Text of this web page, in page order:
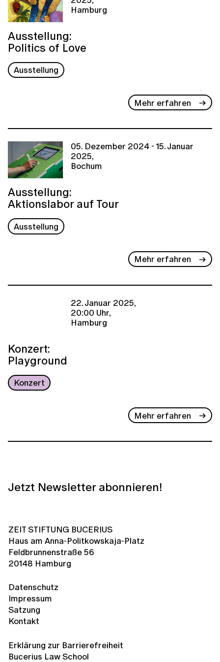
Hamburg
Ausstellung:
Politics of Love
Ausstellung
Mehr erfahren
05. Dezember 2024 - 15. Januar
2025,
Bochum
Ausstellung:
Aktionslabor auf Tour
Ausstellung
Mehr erfahren
22. Januar 2025,
20:00 Uhr,
Hamburg
Konzert:
Playground
Konzert
Mehr erfahren
Jetzt Newsletter abonnieren!
ZEIT STIFTUNG BUCERIUS
Haus am Anna-Politkowskaja-Platz
Feldbrunnenstraße 56
20148 Hamburg
Datenschutz
Impressum
Satzung
Kontakt
Erklärung zur Barrierefreiheit
Bucerius Law School